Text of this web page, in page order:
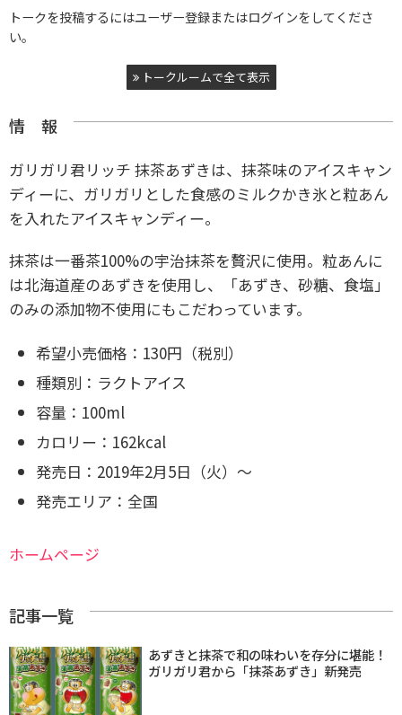
トークを投稿するにはユーザー登録またはログインをしてくださ
い。
トークルームで全て表示
情 報
ガリガリ君リッチ 抹茶あずきは、抹茶味のアイスキャン
ディーに、ガリガリとした食感のミルクかき氷と粒あん
を入れたアイスキャンディー。
抹茶は一番茶100%の宇治抹茶を贅沢に使用。粒あんに
は北海道産のあずきを使用し、「あずき、砂糖、食塩」
のみの添加物不使用にもこだわっています。
希望小売価格：130円（税別）
種類別：ラクトアイス
容量：100ml
カロリー：162kcal
発売日：2019年2月5日（火）～
発売エリア：全国
ホームページ
記事一覧
あずきと抹茶で和の味わいを存分に堪能！
ガリガリ君から「抹茶あずき」新発売